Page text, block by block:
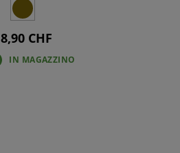
8,90 CHF
IN MAGAZZINO